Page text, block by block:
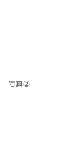
写真②